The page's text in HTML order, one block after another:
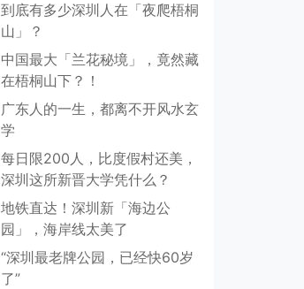
到底有多少深圳人在「夜爬梧桐
山」？
中国最大「兰花秘境」，竟然藏
在梧桐山下？！
广东人的一生，都离不开风水玄
学
每日限200人，比度假村还美，
深圳这所新晋大学凭什么？
地铁直达！深圳新「海边公
园」，海岸线太美了
“深圳最老牌公园，已经快60岁
了”